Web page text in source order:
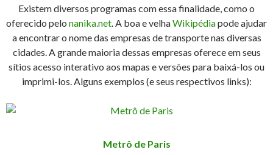
Existem diversos programas com essa finalidade, como o
oferecido pelo nanika.net. A boa e velhaWikipédiapode ajudar
a encontrar o nome das empresas de transporte nas diversas
cidades. A grande maioria dessas empresas oferece em seus
sítios acesso interativo aos mapas e versões para baixá-los ou
imprimi-los. Alguns exemplos (e seus respectivos links):
Metrô de Paris